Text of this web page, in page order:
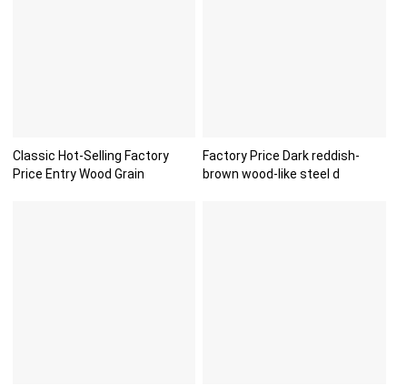
Classic Hot-Selling Factory
Price Entry Wood Grain
Factory Price Dark reddish-
brown wood-like steel d